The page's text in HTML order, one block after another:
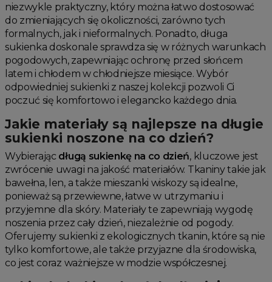
niezwykle praktyczny, który można łatwo dostosować
do zmieniających się okoliczności, zarówno tych
formalnych, jak i nieformalnych. Ponadto, długa
sukienka doskonale sprawdza się w różnych warunkach
pogodowych, zapewniając ochronę przed słońcem
latem i chłodem w chłodniejsze miesiące. Wybór
odpowiedniej sukienki z naszej kolekcji pozwoli Ci
poczuć się komfortowo i elegancko każdego dnia.
Jakie materiały są najlepsze na długie
sukienki noszone na co dzień?
Wybierając długą sukienkę na co dzień, kluczowe jest
zwrócenie uwagi na jakość materiałów. Tkaniny takie jak
bawełna, len, a także mieszanki wiskozy są idealne,
ponieważ są przewiewne, łatwe w utrzymaniu i
przyjemne dla skóry. Materiały te zapewniają wygodę
noszenia przez cały dzień, niezależnie od pogody.
Oferujemy sukienki z ekologicznych tkanin, które są nie
tylko komfortowe, ale także przyjazne dla środowiska,
co jest coraz ważniejsze w modzie współczesnej.